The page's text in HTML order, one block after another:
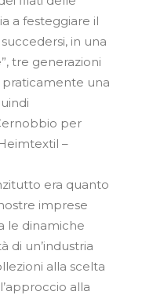
a festeggiare il
in una
tre generazioni
una
per
–
era quanto
imprese
le dinamiche
di un’industria
alla scelta
alla